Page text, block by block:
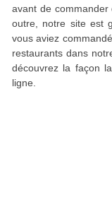
avant de
outre, notre site est
vous aviez
restaurants dans
découvrez la façon
ligne.